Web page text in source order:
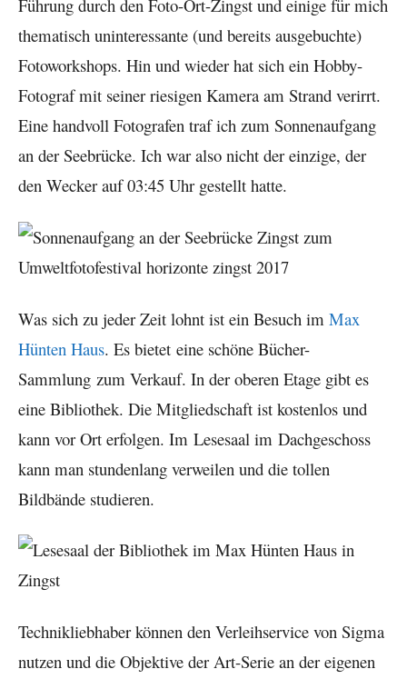
Führung durch den Foto-Ort-Zingst und einige für mich
thematisch uninteressante (und bereits ausgebuchte)
Fotoworkshops. Hin und wieder hat sich ein Hobby-
Fotograf mit seiner riesigen Kamera am Strand verirrt.
Eine handvoll Fotografen traf ich zum Sonnenaufgang
an der Seebrücke. Ich war also nicht der einzige, der
den Wecker auf 03:45 Uhr gestellt hatte.
Was sich zu jeder Zeit lohnt ist ein Besuch im Max
Hünten Haus. Es bietet eine schöne Bücher-
Sammlung zum Verkauf. In der oberen Etage gibt es
eine Bibliothek. Die Mitgliedschaft ist kostenlos und
kann vor Ort erfolgen. Im Lesesaal im Dachgeschoss
kann man stundenlang verweilen und die tollen
Bildbände studieren.
Technikliebhaber können den Verleihservice von Sigma
nutzen und die Objektive der Art-Serie an der eigenen